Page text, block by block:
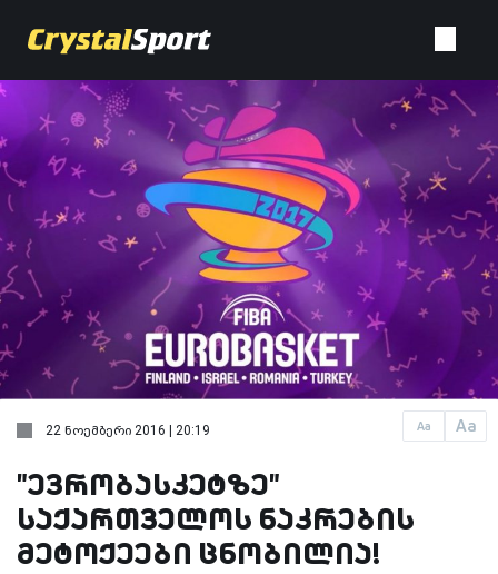
Aa Aa
22 ნოემბერი 2016 | 20:19
"ევრობასკეტზე"
საქართველოს ნაკრების
მეტოქეები ცნობილია!